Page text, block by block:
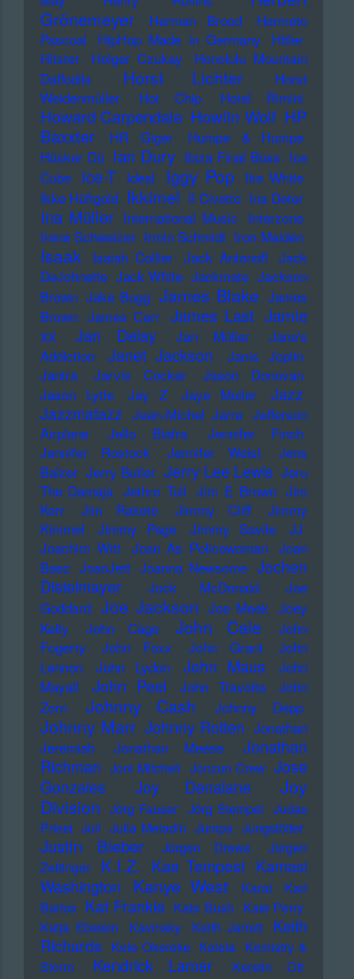
Grönemeyer
Herman Brood
Hermeto
Pascoal
HipHop Made in Germany
Hitler
Hitster
Holger Czukay
Honolulu Mountain
Daffodils
Horst Lichter
Horst
Weidenmüller
Hot Chip Hotel Rimini
Howard Carpendale Howlin Wolf HP
Baxxter
HR Giger
Humpe & Humpe
Hüsker Dü Ian Dury Ibiza Final Boss Ice
Cube
Ice-T Ideal Iggy Pop Ike White
Ikke Hüftgold Ikkimel Il Civetto Ina Deter
Ina Müller International Music Interzone
Irene Schweizer Irmin Schmidt Iron Maiden
Isaak Isaiah Collier Jack Antonoff Jack
DeJohnette Jack White Jackmate Jackson
Brown Jake Bugg James Blake James
Brown James Carr James Last Jamie
xx
Jan Delay Jan Müller
Jane's
Addiction
Janet Jackson
Janis Joplin
Jantra
Jarvis Cocker
Jason Donovan
Jason Lytle
Jay Z Jaye Muller
Jazz
Jazzmatazz Jean-Michel Jarre Jefferson
Airplane
Jello Biafra
Jennifer Finch
Jennifer Rostock
Jennifer Weist
Jens
Balzer Jerry Butler Jerry Lee Lewis Jeru
The Damaja Jethro Tull Jim E Brown Jim
Kerr
Jim Rakete Jimmy Cliff
Jimmy
Kimmel
Jimmy Page Jimmy Savile
JJ
Joachim Witt Joan As Policewoman Joan
Baez JoanJett Joanna Newsome Jochen
Distelmayer
Jock McDonald
Joe
Goddard Joe Jackson Joe Meek Joey
Kelly
John Cage John Cale
John
Fogerty
John Foxx John Grant
John
Lennon
John Lydon John Maus
John
Mayall
John Peel John Travolta
John
Zorn
Johnny Cash Johnny Depp
Johnny Marr Johnny Rotten Jonathan
Jeremiah
Jonathan Meese
Jonathan
Richman Joni Mitchell Jonzun Crew Jose
Gonzales
Joy Denalane
Joy
Division Jörg Fauser Jörg Stempel Judas
Priest Juli Julia Meladin Jumpa Jungstötter
Justin Bieber Jürgen Drews
Jürgen
Zeltinger
K.I.Z. Kae Tempest Kamasi
Washington
Kanye West Karat
Karl
Bartos Kat Frankie Kate Bush Kate Perry
Katja Ebstein
Kavinsky Keith Jarrett
Keith
Richards Kele Okereke Kelela Kemistry &
Storm
Kendrick Lamar
Kerstin Ott